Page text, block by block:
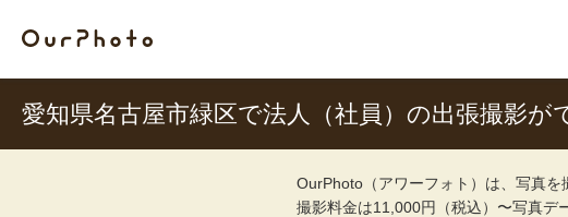
愛知県名古屋市緑区で法人（社員）の出張撮影
OurPhoto（アワーフォト）は、写真を
撮影料金は11,000円（税込）〜写真デ